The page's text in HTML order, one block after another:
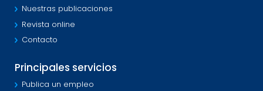
Nuestras publicaciones
Revista online
Contacto
Principales servicios
Publica un empleo